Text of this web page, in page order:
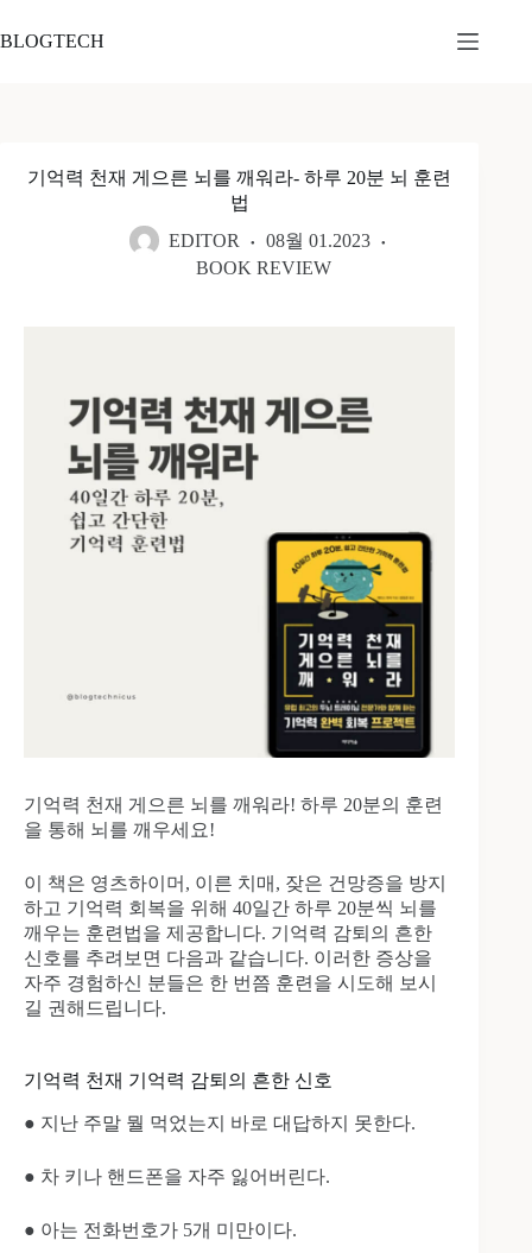
문
BLOGTECH
기억력 천재 게으른 뇌를 깨워라- 하루 20분 뇌 훈련
법
EDITOR
08월 01.2023
BOOK REVIEW
기억력 천재 게으른 뇌를 깨워라! 하루 20분의 훈련
을 통해 뇌를 깨우세요!
이 책은 영츠하이머, 이른 치매, 잦은 건망증을 방지
하고 기억력 회복을 위해 40일간 하루 20분씩 뇌를
깨우는 훈련법을 제공합니다. 기억력 감퇴의 흔한
신호를 추려보면 다음과 같습니다. 이러한 증상을
자주 경험하신 분들은 한 번쯤 훈련을 시도해 보시
길 권해드립니다.
기억력 천재 기억력 감퇴의 흔한 신호
● 지난 주말 뭘 먹었는지 바로 대답하지 못한다.
● 차 키나 핸드폰을 자주 잃어버린다.
● 아는 전화번호가 5개 미만이다.